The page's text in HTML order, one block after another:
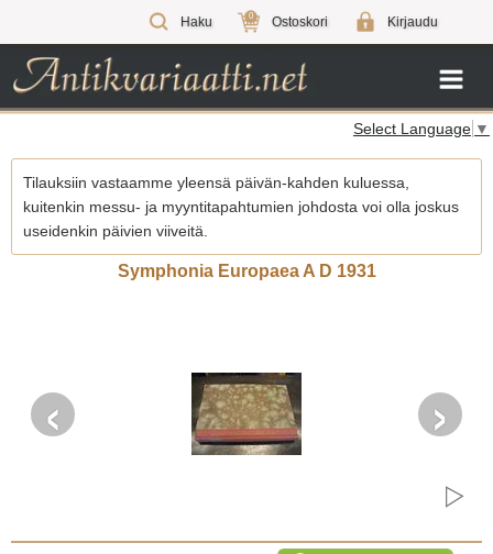
Haku 0 Ostoskori Kirjaudu
Select Language ▼
Tilauksiin vastaamme yleensä päivän-kahden kuluessa,
kuitenkin messu- ja myyntitapahtumien johdosta voi olla joskus
useidenkin päivien viiveitä.
Symphonia Europaea A D 1931
‹ ›